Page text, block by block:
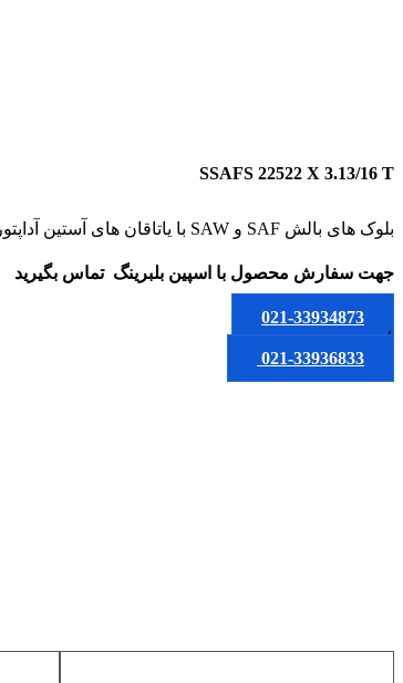
SSAFS 22522 X 3.13/16 T
بلوک های بالش SAF و SAW با یاتاقان های آستین آداپتور
جهت سفارش محصول با اسپین بلبرینگ تماس بگیرید
021-33934873
یا
021-33936833